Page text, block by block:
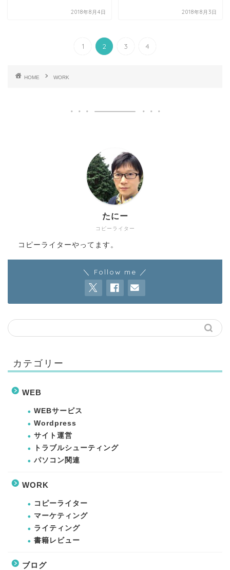
2018年8月4日 2018年8月3日
1 2 3 4
HOME WORK
コピーライター
たにー
コピーライターやってます。
＼ Follow me ／
カテゴリー
WEB
WEBサービス
Wordpress
サイト運営
トラブルシューティング
パソコン関連
WORK
コピーライター
マーケティング
ライティング
書籍レビュー
ブログ
WORK
コピーライター